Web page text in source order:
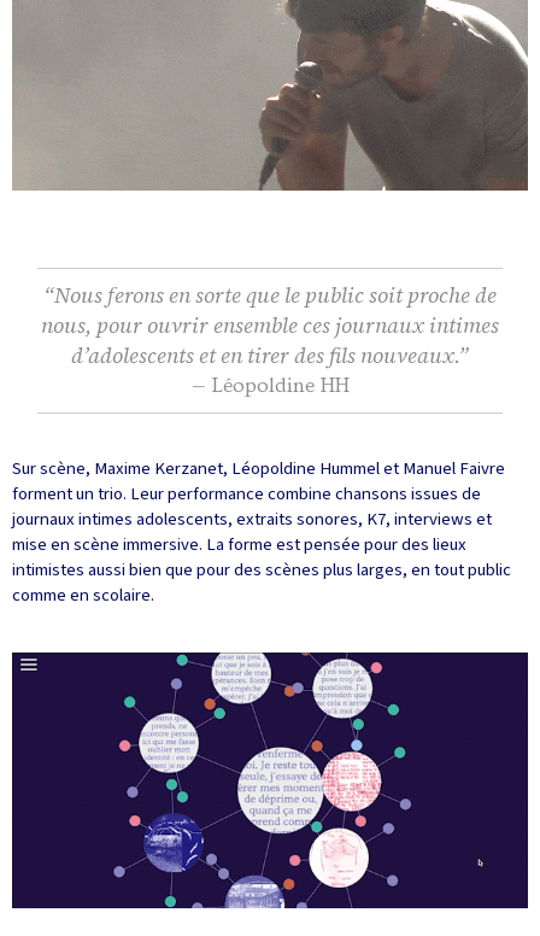
“Nous ferons en sorte que le public soit proche de
nous, pour ouvrir ensemble ces journaux intimes
d’adolescents et en tirer des fils nouveaux.”
— Léopoldine HH
Sur scène, Maxime Kerzanet, Léopoldine Hummel et Manuel Faivre
forment un trio. Leur performance combine chansons issues de
journaux intimes adolescents, extraits sonores, K7, interviews et
mise en scène immersive. La forme est pensée pour des lieux
intimistes aussi bien que pour des scènes plus larges, en tout public
comme en scolaire.